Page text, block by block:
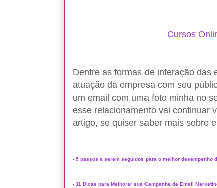
Cursos
Dentre as formas de interação das
atuação da empresa com seu
um email com uma foto minha no
esse relacionamento vai continuar
artigo, se quiser saber mais sobre
- 5 passos a serem seguidos para o melhor desempenho
- 11 Dicas para Melhorar sua Campanha de Email